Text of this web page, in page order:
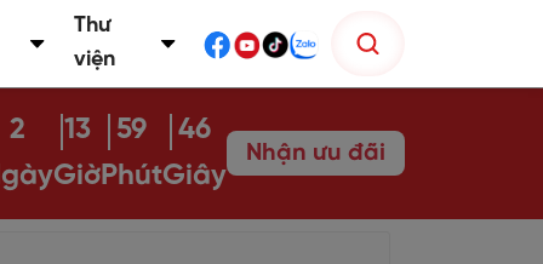
Thư
viện
2
13
Giờ
59
Phút
45
Giây
Nhận ưu đãi